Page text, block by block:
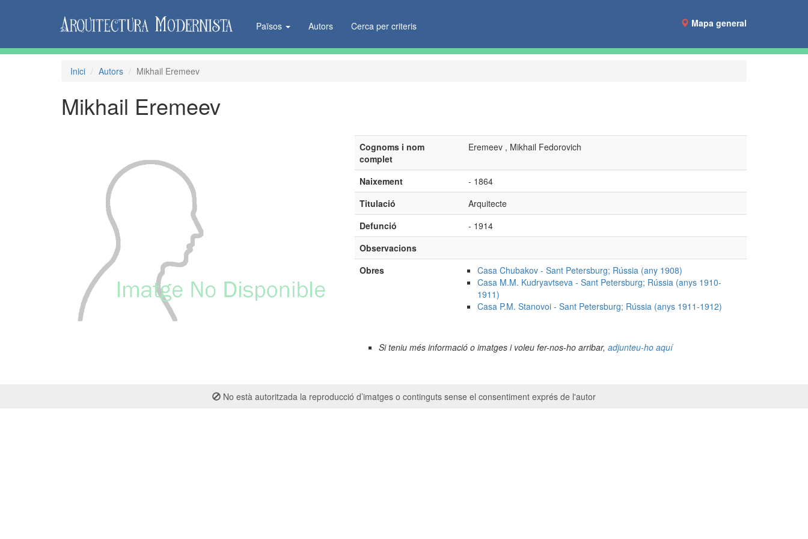
Països Autors Cerca per criteris Mapa general
Inici Autors Mikhail Eremeev
Mikhail Eremeev
Cognoms i nom
complet
Eremeev , Mikhail Fedorovich
Naixement
- 1864
Titulació
Arquitecte
Defunció
- 1914
Observacions
Obres
Casa Chubakov - Sant Petersburg; Rússia (any 1908)
Casa M.M. Kudryavtseva - Sant Petersburg; Rússia (anys 1910-
1911)
Casa P.M. Stanovoi - Sant Petersburg; Rússia (anys 1911-1912)
Si teniu més informació o imatges i voleu fer-nos-ho arribar, adjunteu-ho aquí
No està autoritzada la reproducció d’imatges o continguts sense el consentiment exprés de l'autor